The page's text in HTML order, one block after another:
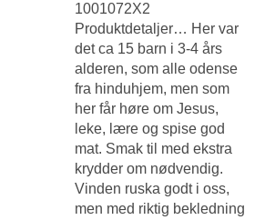
1001072X2
Produktdetaljer… Her var
det ca 15 barn i 3-4 års
alderen, som alle odense
fra hinduhjem, men som
her får høre om Jesus,
leke, lære og spise god
mat. Smak til med ekstra
krydder om nødvendig.
Vinden ruska godt i oss,
men med riktig bekledning